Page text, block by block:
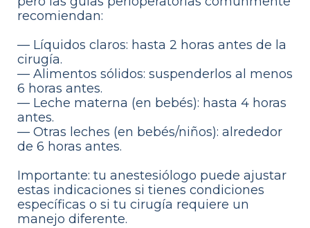
recomiendan:
— Líquidos claros: hasta 2 horas antes de la
cirugía.
— Alimentos sólidos: suspenderlos al menos
6 horas antes.
— Leche materna (en bebés): hasta 4 horas
antes.
— Otras leches (en bebés/niños): alrededor
de 6 horas antes.
Importante: tu anestesiólogo puede ajustar
estas indicaciones si tienes condiciones
específicas o si tu cirugía requiere un
manejo diferente.